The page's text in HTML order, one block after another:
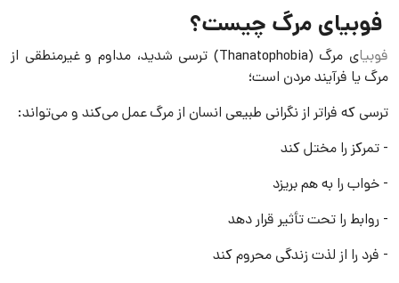
فوبیای مرگ چیست؟
فوبیا
ی مرگ (Thanatophobia) ترسی شدید، مداوم و غیرمنطقی از
مرگ یا فرآیند مردن است؛
ترسی که فراتر از نگرانی طبیعی انسان از مرگ عمل می‌کند و می‌تواند:
- تمرکز را مختل کند
- خواب را به هم بریزد
- روابط را تحت تأثیر قرار دهد
- فرد را از لذت زندگی محروم کند